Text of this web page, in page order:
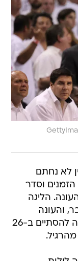
לא נחתם
וסדר
הליגה
ב-25 בדצמבר, והעונה
הרגילה, שתארך 66 משחקים, אמורה להסתיים ב-26